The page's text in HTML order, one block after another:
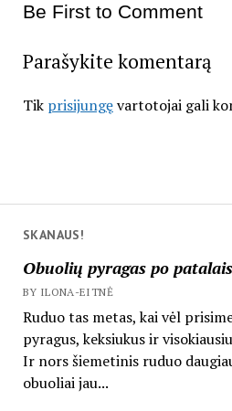
SKANAUS!
Obuolių pyragas po patalais
BY ILONA-EITNĖ
Ruduo tas metas, kai vėl
pyragus, keksiukus ir
Ir nors šiemetinis ruduo
obuoliai jau...
Be First to Comment
Parašykite komentarą
Tik prisijungęvartotojai gali